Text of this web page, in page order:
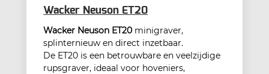
Wacker Neuson ET20
Wacker Neuson ET20 minigraver,
splinternieuw en direct inzetbaar.
De ET20 is een betrouwbare en veelzijdige
rupsgraver, ideaal voor hoveniers,